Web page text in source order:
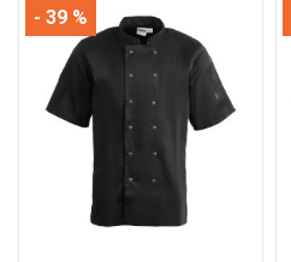
- 39 %